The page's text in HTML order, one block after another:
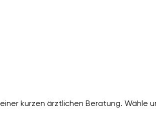
kurzen ärztlichen Beratung. Wähle